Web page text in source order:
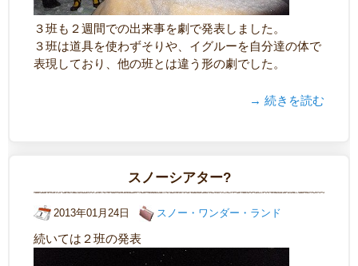
３班も２週間での出来事を劇で発表しました。
３班は道具を使わずそりや、イグルーを自分達の体で
表現しており、他の班とは違う形の劇でした。
→ 続きを読む
スノーシアター?
2013年01月24日 スノー・ワンダー・ランド
続いては２班の発表